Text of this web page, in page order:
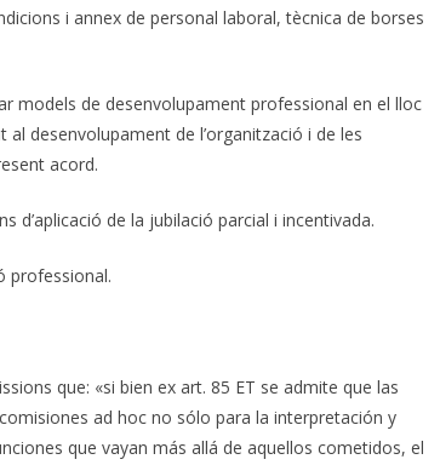
i annex de personal laboral, tècnica de borses
models de desenvolupament professional en el lloc
al desenvolupament de l’organització i de les
acord.
d’aplicació de la jubilació parcial i incentivada.
professional.
que: «si bien ex art. 85 ET se admite que las
ad hoc no sólo para la interpretación y
que vayan más allá de aquellos cometidos, el